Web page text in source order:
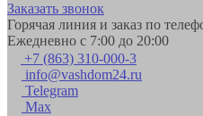
Заказать звонок
Горячая линия и заказ по
Ежедневно с 7:00 до 20:00
+7 (863) 310-000-3
info@vashdom24.ru
Telegram
Max